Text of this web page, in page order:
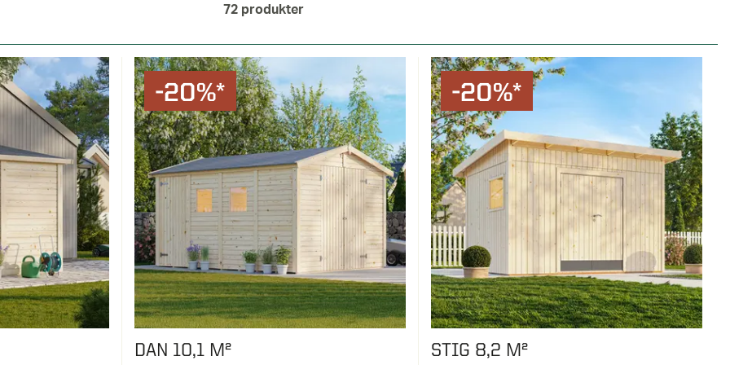
rattkjelker med mer. plasseres i bod om høsten: sommerdekk, grill,
selv. Hvis du er normalt handy vil du kunne klare å montere en bod
et par ekstra hender for å holde ting på plass mens man skrur.
som du monterer sammen. Det medfølger en god
av en bod skal kunne skje uten plunder.
slik at du skal kunne finne noe som passer både lommebok og plass i
du ønsker å plassere i din bod, for tilbakemeldingen fra våre kunder
kjøper en bod som er for liten. Les mer om hva vi kan tilby og
72 produkter
-20%*
DAN 10,1 M²
-20%*
STIG 8,2 M²